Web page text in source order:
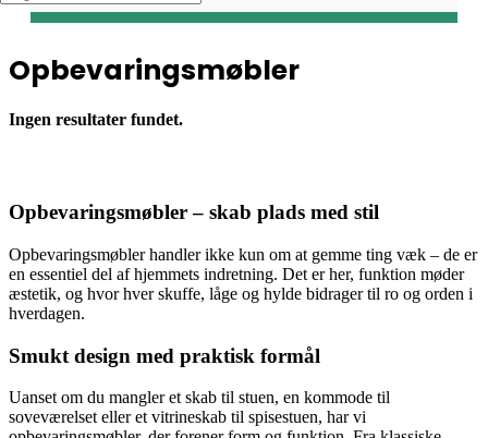
Opbevaringsmøbler
Ingen resultater fundet.
Opbevaringsmøbler – skab plads med stil
Opbevaringsmøbler handler ikke kun om at gemme ting væk – de er
en essentiel del af hjemmets indretning. Det er her, funktion møder
æstetik, og hvor hver skuffe, låge og hylde bidrager til ro og orden i
hverdagen.
Smukt design med praktisk formål
Uanset om du mangler et skab til stuen, en kommode til
soveværelset eller et vitrineskab til spisestuen, har vi